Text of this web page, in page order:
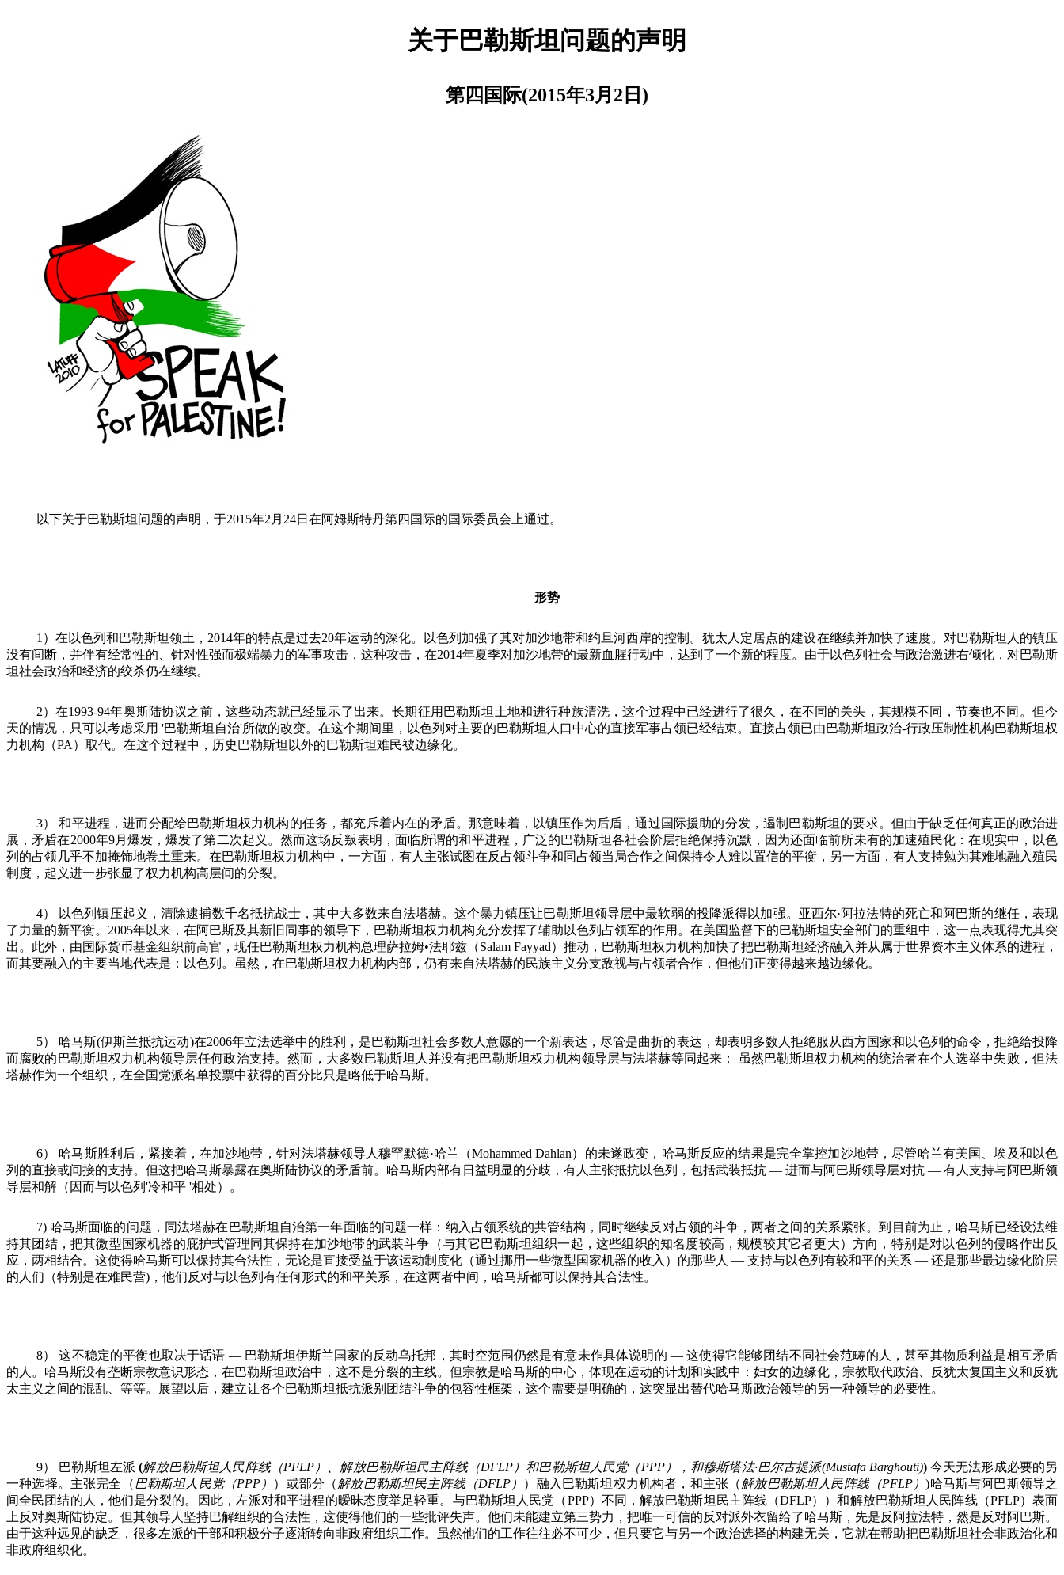
关于巴勒斯坦问题的声明
第四国际(2015年3月 2 日 )
以下关于巴勒斯坦问题的声明，于2015年2 月 24日在阿姆斯特丹第四国际的国际委员会上通过。
形势
1 ）在以色列和巴勒斯坦领土， 2014年的特点是过去20年运动的深化。以色列加强了其对加沙地带和约旦河西岸的控制。犹太人定居点的建设在继续并加快了速度。对巴勒斯坦人的镇压
没有间断，并伴有经常性的、针对性强而极端暴力的军事攻击，这种攻击，在2014年夏季对加沙地带的最新血腥行动中，达到了一个新的程度。由于以色列社会与政治激进右倾化，对巴勒斯
坦社会政治和经济的绞杀仍在继续。
2）在1993-94年奥斯陆协议之前，这些动态就已经显示了出来。长期征用巴勒斯坦土地和进行种族清洗，这个过程中已经进行了很久，在不同的关头，其规模不同，节奏也不同。但今
天的情况，只可以考虑采用 '巴勒斯坦自治'所做的改变。在这个期间里，以色列对主要的巴勒斯坦人口中心的直接军事占领已经结束。直接占领已由巴勒斯坦政治-行政压制性机构巴勒斯坦权
力机构（PA ）取代。在这个过程中，历史巴勒斯坦以外的巴勒斯坦难民被边缘化。
3）
和平进程，进而分配给巴勒斯坦权力机构的任务，都充斥着内在的矛盾。那意味着，以镇压作为后盾，通过国际援助的分发，遏制巴勒斯坦的要求。但由于缺乏任何真正的政治进
展，矛盾在2000年9月爆发，爆发了第二次起义。然而这场反叛表明，面临所谓的和平进程，广泛的巴勒斯坦各社会阶层拒绝保持沉默，因为还面临前所未有的加速殖民化：在现实中，以色
列的占领几乎不加掩饰地卷土重来。在巴勒斯坦权力机构中，一方面，有人主张试图在反占领斗争和同占领当局合作之间保持令人难以置信的平衡，另一方面，有人支持勉为其难地融入殖民
制度，起义进一步张显了权力机构高层间的分裂。
4）
以色列镇压起义，清除逮捕数千名抵抗战士，其中大多数来自法塔赫。这个暴力镇压让巴勒斯坦领导层中最软弱的投降派得以加强。亚西尔·阿拉法特的死亡和阿巴斯的继任，表现
了力量的新平衡。 2005年以来，在阿巴斯及其新旧同事的领导下，巴勒斯坦权力机构充分发挥了辅助以色列占领军的作用。在美国监督下的巴勒斯坦安全部门的重组中，这一点表现得尤其突
出。此外，由国际货币基金组织前高官，现任巴勒斯坦权力机构总理萨拉姆•法耶兹（Salam Fayyad）推动，巴勒斯坦权力机构加快了把巴勒斯坦经济融入并从属于世界资本主义体系的进程，
而其要融入的主要当地代表是：以色列。虽然，在巴勒斯坦权力机构内部，仍有来自法塔赫的民族主义分支敌视与占领者合作，但他们正变得越来越边缘化。
5） 哈马斯(伊斯兰抵抗运动)在2006年立法选举中的胜利，是巴勒斯坦社会多数人意愿的一个新表达，尽管是曲折的表达，却表明多数人拒绝服从西方国家和以色列的命令，拒绝给投降
而腐败的巴勒斯坦权力机构领导层任何政治支持。然而，大多数巴勒斯坦人并没有把巴勒斯坦权力机构领导层与法塔赫等同起来：
虽然巴勒斯坦权力机构的统治者在个人选举中失败，但法
塔赫作为一个组织，在全国党派名单投票中获得的百分比只是略低于哈马斯。
6） 哈马斯胜利后，紧接着，在加沙地带，针对法塔赫领导人穆罕默德·哈兰（Mohammed Dahlan）的未遂政变，哈马斯反应的结果是完全掌控加沙地带，尽管哈兰有美国、埃及和以色
列的直接或间接的支持。但这把哈马斯暴露在奥斯陆协议的矛盾前。哈马斯内部有日益明显的分歧，有人主张抵抗以色列，包括武装抵抗 — 进而与阿巴斯领导层对抗 — 有人支持与阿巴斯领
导层和解（因而与以色列 '冷和平 '相处）。
7) 哈马斯面临的问题，同法塔赫在巴勒斯坦自治第一年面临的问题一样：纳入占领系统的共管结构，同时继续反对占领的斗争，两者之间的关系紧张。到目前为止，哈马斯已经设法维
持其团结，把其微型国家机器的庇护式管理同其保持在加沙地带的武装斗争（与其它巴勒斯坦组织一起，这些组织的知名度较高，规模较其它者更大）方向，特别是对以色列的侵略作出反
应，两相结合。这使得哈马斯可以保持其合法性，无论是直接受益于该运动制度化（通过挪用一些微型国家机器的收入）的那些人 — 支持与以色列有较和平的关系 — 还是那些最边缘化阶层
的人们（特别是在难民营) ，他们反对与以色列有任何形式的和平关系，在这两者中间，哈马斯都可以保持其合法性。
8） 这不稳定的平衡也取决于话语 — 巴勒斯坦伊斯兰国家的反动乌托邦，其时空范围仍然是有意未作具体说明的 — 这使得它能够团结不同社会范畴的人，甚至其物质利益是相互矛盾
的人。哈马斯没有垄断宗教意识形态，在巴勒斯坦政治中，这不是分裂的主线。但宗教是哈马斯的中心，体现在运动的计划和实践中：妇女的边缘化，宗教取代政治、反犹太复国主义和反犹
太主义之间的混乱、等等。展望以后，建立让各个巴勒斯坦抵抗派别团结斗争的包容性框架，这个需要是明确的，这突显出替代哈马斯政治领导的另一种领导的必要性。
9） 巴勒斯坦左派 (解放巴勒斯坦人民阵线（PFLP）、解放巴勒斯坦民主阵线（DFLP）和巴勒斯坦人民党（PPP），和穆斯塔法·巴尔古提派(Mustafa Barghouti)) 今天无法形成必要的另
一种选择。主张完全（巴勒斯坦人民党（PPP ） ）或部分（ 解放巴勒斯坦民主阵线（DFLP ） ）融入巴勒斯坦权力机构者，和主张（ 解放巴勒斯坦人民阵线（PFLP ）)哈马斯与阿巴斯领导之
间全民团结的人，他们是分裂的。因此，左派对和平进程的暧昧态度举足轻重。与巴勒斯坦人民党（PPP）不同，解放巴勒斯坦民主阵线（DFLP））和解放巴勒斯坦人民阵线（PFLP）表面
上反对奥斯陆协定。但其领导人坚持巴解组织的合法性，这使得他们的一些批评失声。他们未能建立第三势力，把唯一可信的反对派外衣留给了哈马斯，先是反阿拉法特，然是反对阿巴斯。
由于这种远见的缺乏，很多左派的干部和积极分子逐渐转向非政府组织工作。虽然他们的工作往往必不可少，但只要它与另一个政治选择的构建无关，它就在帮助把巴勒斯坦社会非政治化和
非政府组织化。